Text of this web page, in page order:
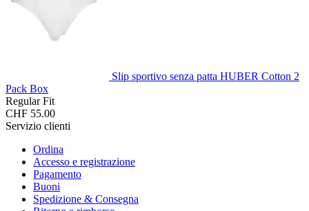
Slip sportivo senza patta HUBER Cotton 2
Pack Box
Regular Fit
CHF 55.00
Servizio clienti
Ordina
Accesso e registrazione
Pagamento
Buoni
Spedizione & Consegna